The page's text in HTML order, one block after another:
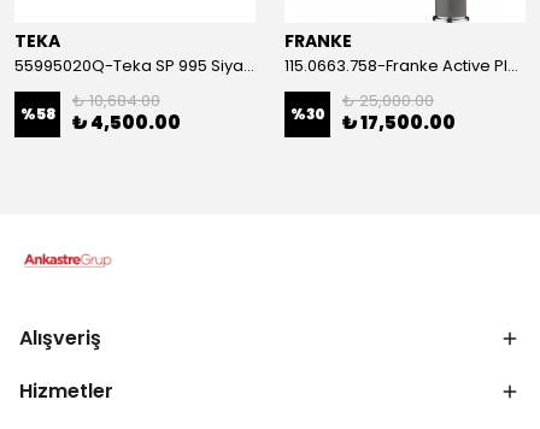
TEKA
55995020Q-Teka SP 995 Siyah Armatür
%58
₺ 10,684.00
₺ 4,500.00
FRANKE
115.0663.758-Franke Active Plus Doccia 2.0 Stone Grey Spiralli Armatür
%30
₺ 25,000.00
₺ 17,500.00
Alışveriş
Hizmetler